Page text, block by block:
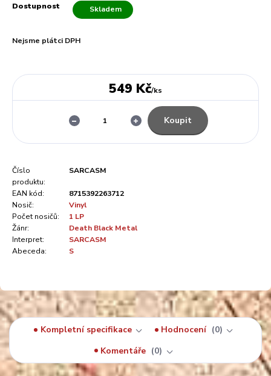
Dostupnost Skladem
Nejsme plátci DPH
549 Kč/ks
Koupit
Číslo
produktu:
SARCASM
EAN kód:
8715392263712
Nosič:
Vinyl
Počet nosičů:
1 LP
Žánr:
Death Black Metal
Interpret:
SARCASM
Abeceda:
S
Kompletní specifikace Hodnocení
0
Komentáře
0